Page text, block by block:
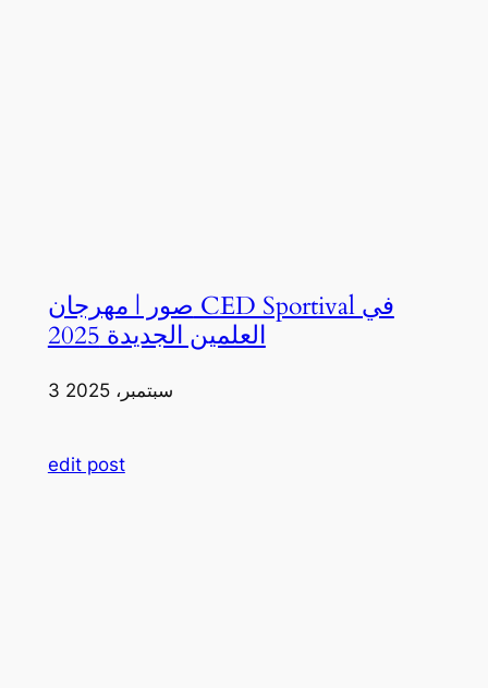
صور | مهرجان CED Sportival في
العلمين الجديدة 2025
3 سبتمبر، 2025
edit post